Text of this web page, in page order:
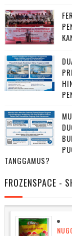
TANGGAMUS?
FROZENSPACE -